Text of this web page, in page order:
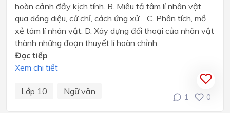
hoàn cảnh đầy kịch tính. B. Miêu tả tâm lí nhân vật
qua dáng diệu, cử chỉ, cách ứng xử… C. Phân tích, mổ
xẻ tâm lí nhân vật. D. Xây dựng đối thoại của nhân vật
thành những đoạn thuyết lí hoàn chỉnh.
Đọc tiếp
Xem chi tiết
Lớp 10 Ngữ văn
1 0